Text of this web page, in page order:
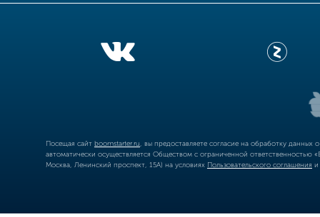
Посещая сайт boomstarter.ru , вы предоставляете согласие на обработку
автоматически осуществляется Обществом с ограниченной
Москва, Ленинский проспект, 15А) на условиях Пользовательского соглашения и